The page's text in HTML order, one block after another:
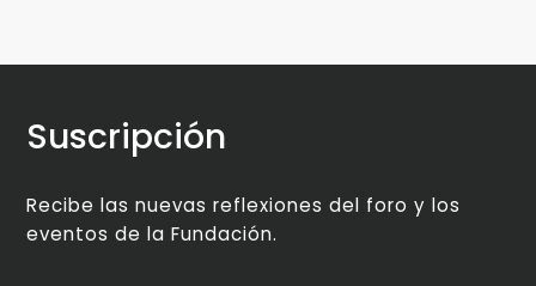
Suscripción
Recibe las nuevas reflexiones del foro y los
eventos de la Fundación.